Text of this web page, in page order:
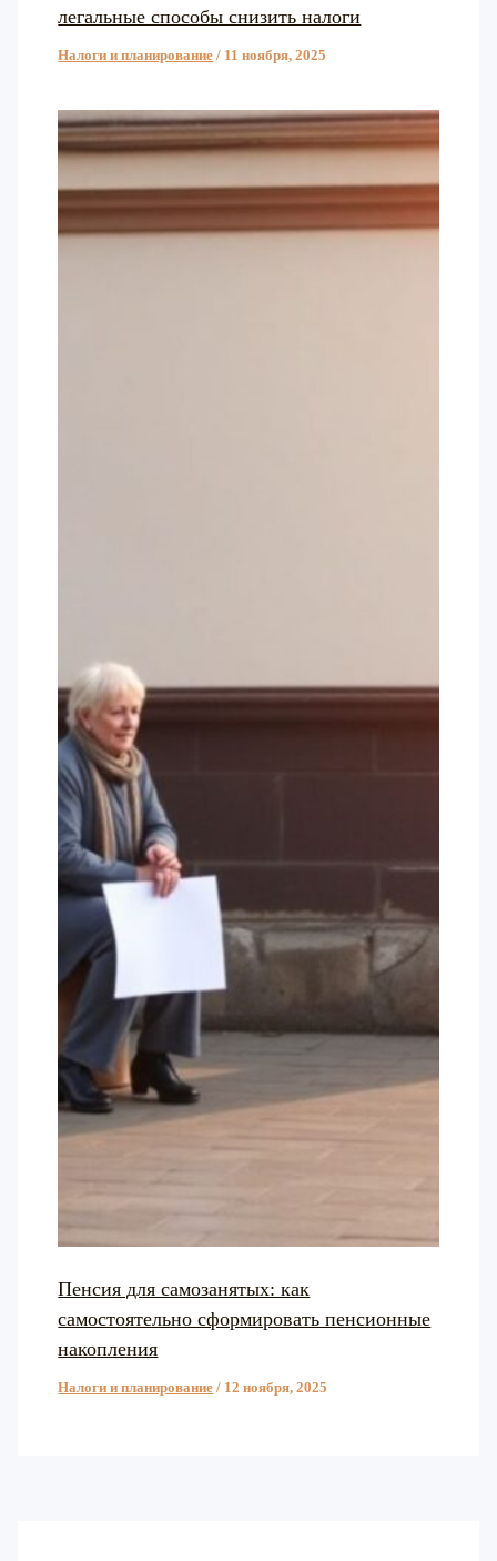
легальные способы снизить налоги
Налоги и планирование / 11 ноября, 2025
Пенсия для самозанятых: как
самостоятельно сформировать пенсионные
накопления
Налоги и планирование / 12 ноября, 2025